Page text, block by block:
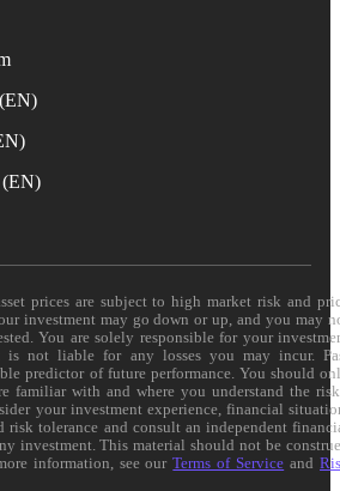
(EN)
prices are subject to high market risk and
investment may go down or up, and you may
You are solely responsible for your
is not liable for any losses you may incur.
predictor of future performance. You should
familiar with and where you understand the
your investment experience, financial
risk tolerance and consult an independent
investment. This material should not be
information, see ourTerms of Service and